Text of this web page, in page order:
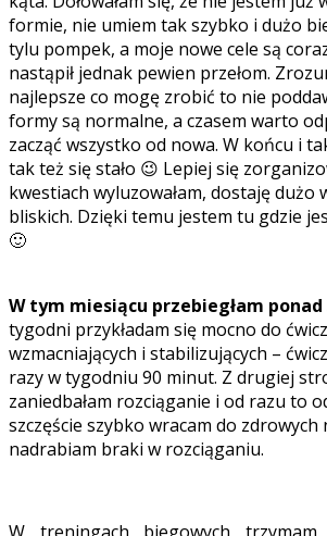
formie, nie umiem tak szybko i dużo
tylu pompek, a moje nowe cele są
nastąpił jednak pewien przełom.
najlepsze co mogę zrobić to nie
formy są normalne, a czasem warto
zacząć wszystko od nowa. W końcu i
tak też się stało 😉 Lepiej się
kwestiach wyluzowałam, dostaję dużo
bliskich. Dzięki temu jestem tu gdzie
🙂
W tym miesiącu przebiegłam ponad
tygodni przykładam się mocno do
wzmacniających i stabilizujących –
razy w tygodniu 90 minut. Z drugiej
zaniedbałam rozciąganie i od razu to
szczęście szybko wracam do zdrowych
nadrabiam braki w rozciąganiu.